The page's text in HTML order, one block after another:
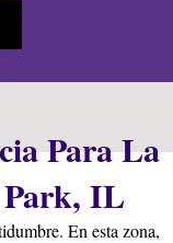
Para La
IL
En esta zona,